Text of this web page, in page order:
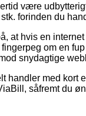
være
forinden du
at hvis en
om en
snydagtige
handler med kort
såfremt du